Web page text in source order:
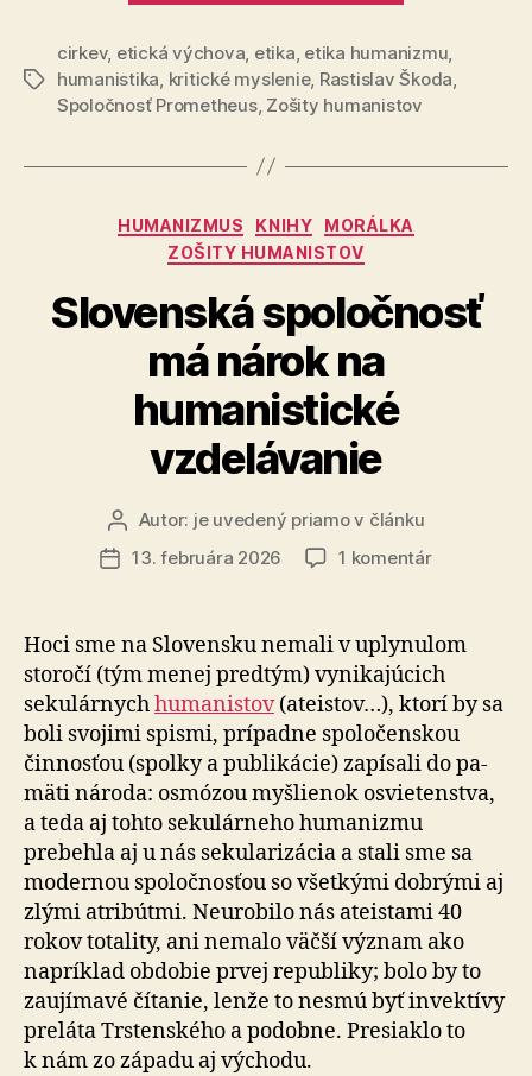
nárok
na
Značky
cirkev, etická výchova etika etika humanizmu
humanistika kritické myslenie, Rastislav Škoda
Spoločnosť Prometheus, Zošity humanistov
Kategórie
HUMANIZMUS KNIHY
MORÁLKA
ZOŠITY HUMANISTOV
Slovenská spoločnosť
má nárok na
humanistické
vzdelávanie
Autor
článku
Autor: je uvedený priamo v článku
Dátum
13. februára 2026 1 komentárna
má
nárok
na
vzdelávanie
Hoci sme na Slovensku nemali v uplynulom
storočí (tým menej predtým) vynikajúcich
sekulárnychhumanistov(ateistov…), ktorí by sa
boli svojimi spismi, prípadne spo­lo­čen­skou
činnosťou (spolky a publikácie) zapísali do pa­
mä­ti národa: osmózou myšlienok osvietenstva,
a teda aj tohto sekulárneho humanizmu
prebehla aj u nás se­ku­la­ri­zá­cia a stali sme sa
modernou spoločnosťou so všetkými dobrými aj
zlými atribútmi. Neurobilo nás ateistami 40
rokov totality, ani nemalo väčší význam ako
napríklad obdobie prvej republiky; bolo by to
zaujímavé čítanie, lenže to nesmú byť invektívy
preláta Trstenského a po­dob­ne. Presiaklo to
k nám zo západu aj východu.